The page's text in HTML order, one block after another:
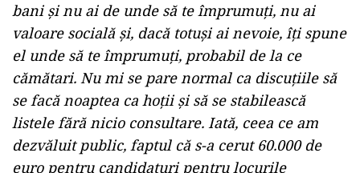
bani şi nu ai de unde să te împrumuţi, nu ai
valoare socială şi, dacă totuşi ai nevoie, îţi spune
el unde să te împrumuţi, probabil de la ce
cămătari. Nu mi se pare normal ca discuţiile să
se facă noaptea ca hoţii şi să se stabilească
listele fără nicio consultare. Iată, ceea ce am
dezvăluit public, faptul că s-a cerut 60.000 de
euro pentru candidaturi pentru locurile